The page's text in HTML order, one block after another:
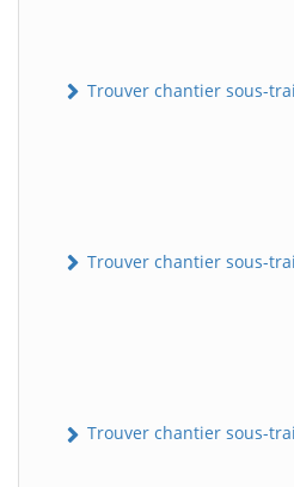
Trouver chantier sous-
Trouver chantier sous-
Trouver chantier sous-